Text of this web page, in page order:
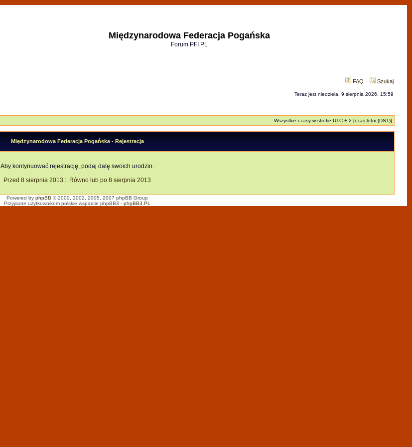
Międzynarodowa Federacja Pogańska
Forum PFI PL
FAQ Szukaj
Teraz jest niedziela, 9 sierpnia 2026, 15:59
Wszystkie czasy w strefie UTC + 2 [czas letni (DST)]
Międzynarodowa Federacja Pogańska - Rejestracja
Aby kontynuować rejestrację, podaj datę swoich urodzin.
Przed 8 sierpnia 2013 :: Równo lub po 8 sierpnia 2013
Powered by phpBB © 2000, 2002, 2005, 2007 phpBB Group
Przyjazne użytkownikom polskie wsparcie phpBB3 - phpBB3.PL